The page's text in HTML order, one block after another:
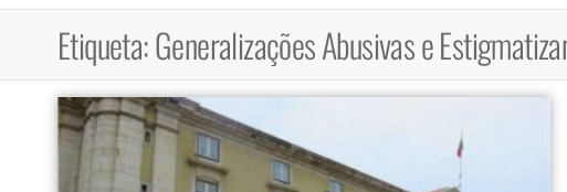
Etiqueta:Generalizações Abusivas e